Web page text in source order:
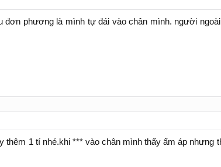
đơn phương là mình tự đái vào chân mình. người
thêm 1 tí nhé.khi *** vào chân mình thấy ấm áp nhưng